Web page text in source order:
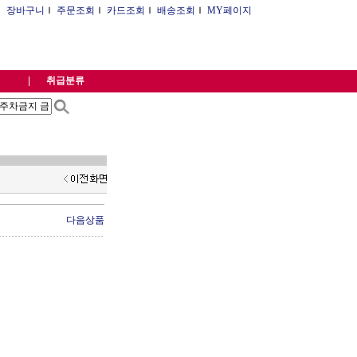
장바구니 Ｉ 주문조회 Ｉ 카드조회 Ｉ 배송조회 Ｉ MY페이지
취급분류
다음상품